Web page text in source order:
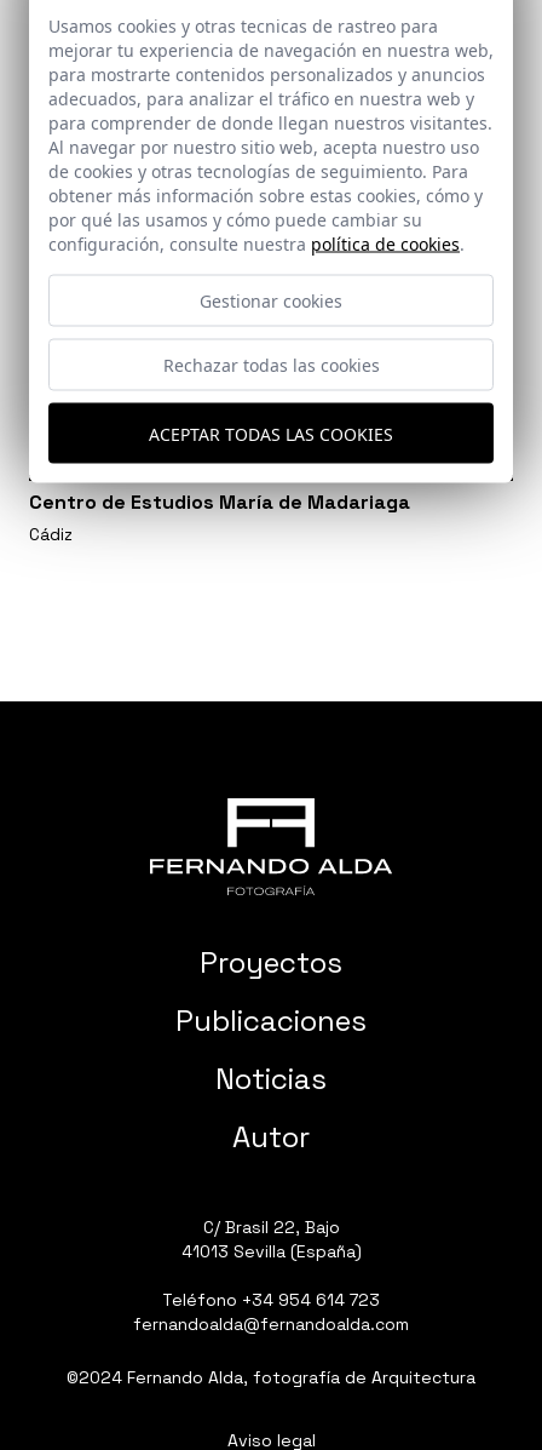
Viviendas en San Fernando, Cádiz
San Fernando (Cádiz)
Centro de Estudios María de Madariaga
Cádiz
Proyectos
Publicaciones
Noticias
Autor
C/ Brasil 22, Bajo
41013 Sevilla (España)
Teléfono +34 954 614 723
fernandoalda@fernandoalda.com
©2024 Fernando Alda, fotografía de Arquitectura
Aviso legal
Usamos cookies y otras tecnicas de rastreo para
mejorar tu experiencia de navegación en nuestra web,
para mostrarte contenidos personalizados y anuncios
adecuados, para analizar el tráfico en nuestra web y
para comprender de donde llegan nuestros visitantes.
Al navegar por nuestro sitio web, acepta nuestro uso
de cookies y otras tecnologías de seguimiento. Para
obtener más información sobre estas cookies, cómo y
por qué las usamos y cómo puede cambiar su
configuración, consulte nuestra política de cookies.
Gestionar cookies
Rechazar todas las cookies
ACEPTAR TODAS LAS COOKIES